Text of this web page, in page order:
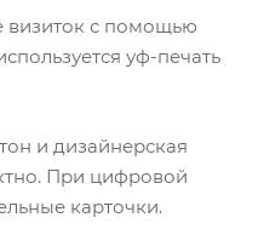
визиток с помощью
уф-печать
и дизайнерская
При цифровой
карточки.